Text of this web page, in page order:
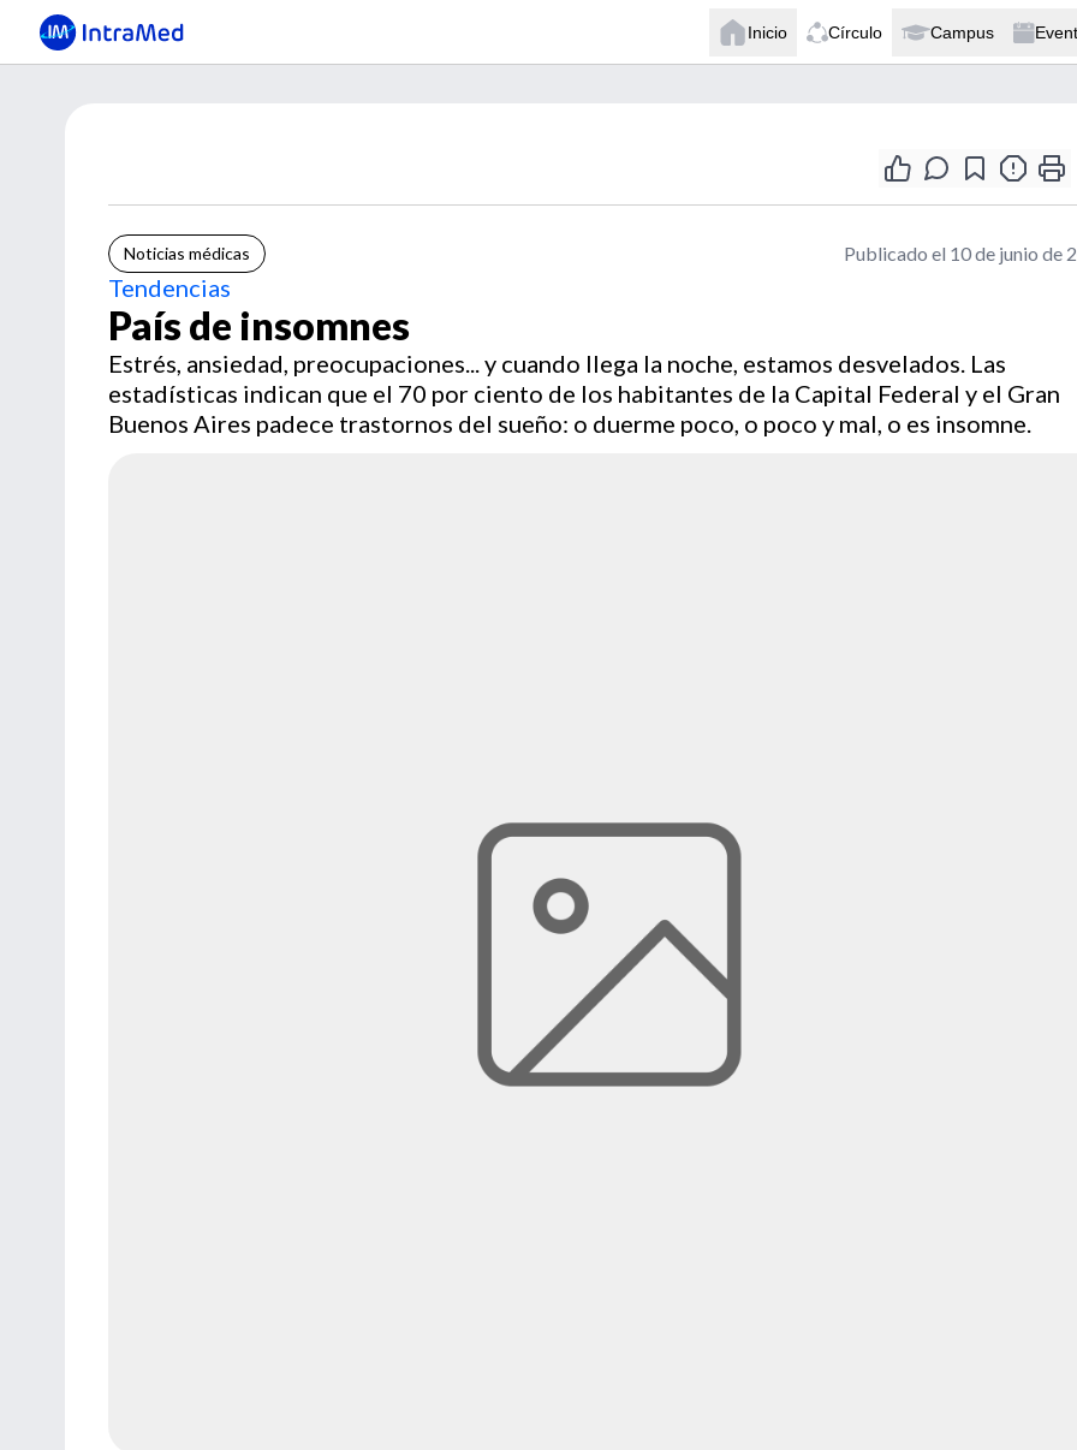
Inicio Círculo Campus
Noticias médicas Publicado el 10 de junio de
Tendencias
País de insomnes
Estrés, ansiedad, preocupaciones... y cuando llega la noche, estamos desvelados. Las
estadísticas indican que el 70 por ciento de los habitantes de la Capital Federal y el Gran
Buenos Aires padece trastornos del sueño: o duerme poco, o poco y mal, o es insomne.